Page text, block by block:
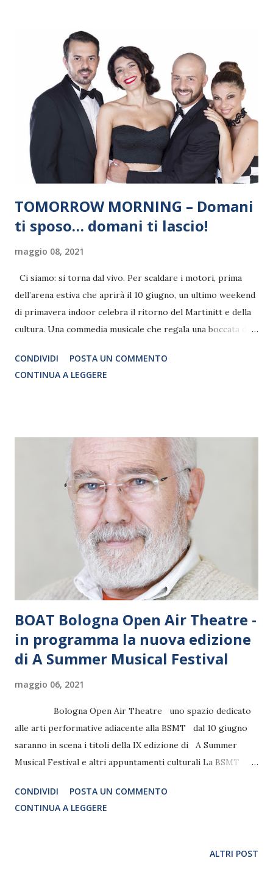
TOMORROW MORNING – Domani
ti sposo… domani ti lascio!
maggio 08, 2021
Ci siamo: si torna dal vivo. Per scaldare i motori, prima
dell’arena estiva che aprirà il 10 giugno, un ultimo weekend
di primavera indoor celebra il ritorno del Martinitt e della
cultura. Una commedia musicale che regala una boccata di
pubblico, un premio alla resilienza, una festa per lo
spettacolo dal vivo, un saluto spensierato alla primavera e
Teatro Martinitt. E intanto fuori fervono i preparativi per
allestire l’Arena Milano Est (inaugurazione il 10 giugno)…
TOMORROW MORNING – Domani Ti Sposo… Domani Ti
Lascio! è una commedia musicale inglese del compositore e
autore Laurence Mark Wythe, che ha debuttato a Londra
nel 2006. Il successo di pubblico e critica è stato clamoroso
e lo spettacolo si è subito spostato in America dove, nel
2009, viene premiat...
CONDIVIDI
POSTA UN COMMENTO
CONTINUA A LEGGERE
BOAT Bologna Open Air Theatre -
in programma la nuova edizione
di A Summer Musical Festival
maggio 06, 2021
Bologna Open Air Theatre uno spazio dedicato
alle arti performative adiacente alla BSMT dal 10 giugno
saranno in scena i titoli della IX edizione di A Summer
Musical Festival e altri appuntamenti culturali La BSMT
spazio all’aperto, nell’area ex Sabiem, a pochi passi dalla
sede dell’Accademia diretta da Shawna Farrell. BOAT si
CONDIVIDI
POSTA UN COMMENTO
CONTINUA A LEGGERE
ALTRI POST